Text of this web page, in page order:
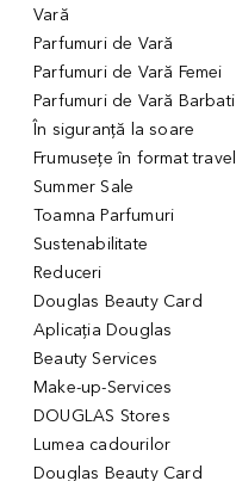
Vară
Parfumuri de Vară
Parfumuri de Vară Femei
Parfumuri de Vară Barbati
În siguranță la soare
Frumusețe în format travel
Summer Sale
Toamna Parfumuri
Sustenabilitate
Reduceri
Douglas Beauty Card
Aplicația Douglas
Beauty Services
Make-up-Services
DOUGLAS Stores
Lumea cadourilor
Douglas Beauty Card